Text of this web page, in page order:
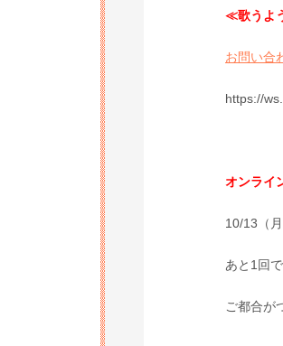
≪歌うよ
お問い合
https://
オンライ
10/13（
あと1回
ご都合が